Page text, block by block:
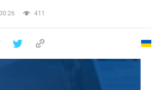
411